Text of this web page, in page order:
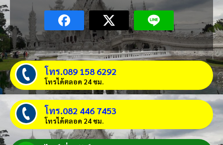
โทร.089 158 6292
โทรได้ตลอด 24 ชม.
โทร.082 446 7453
โทรได้ตลอด 24 ชม.